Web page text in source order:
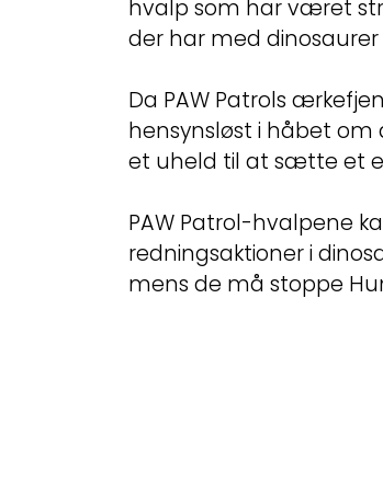
hvalp som har været
der har med dinosaurer
Da PAW Patrols
hensynsløst i håbet
et uheld til at sætte et
PAW Patrol-hvalpene
redningsaktioner i
mens de må stoppe